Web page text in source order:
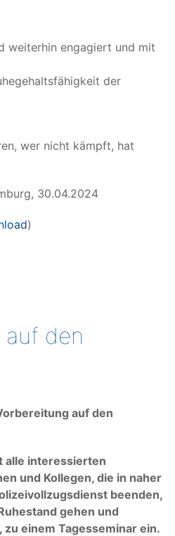
weiterhin engagiert und mit
der
wer nicht kämpft, hat
30.04.2024
)
den
auf den
alle interessierten
und Kollegen, die in naher
beenden,
gehen und
zu einem Tagesseminar ein.